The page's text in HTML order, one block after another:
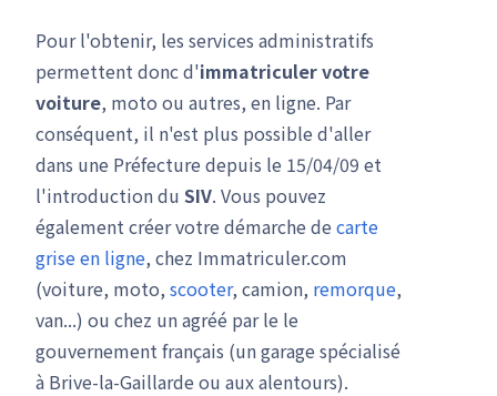
Pour l'obtenir, les services administratifs
permettent donc d'immatriculer votre
voiture, moto ou autres, en ligne. Par
conséquent, il n'est plus possible d'aller
dans une Préfecture depuis le 15/04/09 et
l'introduction du SIV. Vous pouvez
également créer votre démarche de carte
grise en ligne, chez Immatriculer.com
(voiture, moto, scooter, camion, remorque,
van...) ou chez un agréé par le le
gouvernement français (un garage spécialisé
à Brive-la-Gaillarde ou aux alentours).